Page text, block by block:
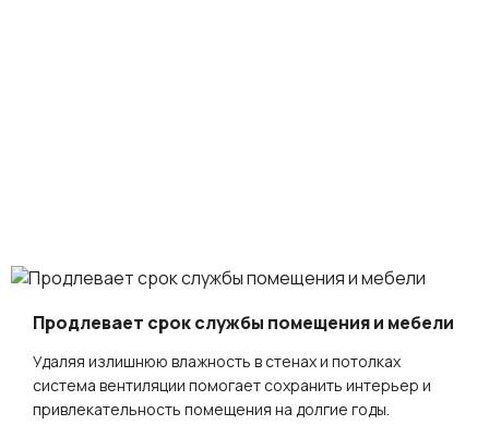
Продлевает срок службы помещения и мебели
Удаляя излишнюю влажность в стенах и потолках
система вентиляции помогает сохранить интерьер и
привлекательность помещения на долгие годы.